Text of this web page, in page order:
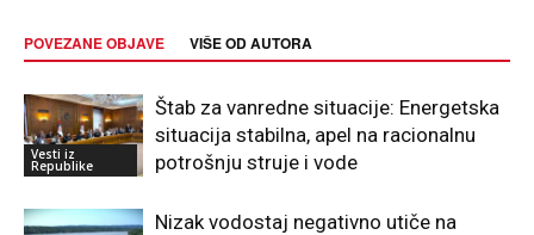
POVEZANE OBJAVE VIŠE OD AUTORA
Vesti iz
Republike
Štab za vanredne situacije: Energetska
situacija stabilna, apel na racionalnu
potrošnju struje i vode
Nizak vodostaj negativno utiče na